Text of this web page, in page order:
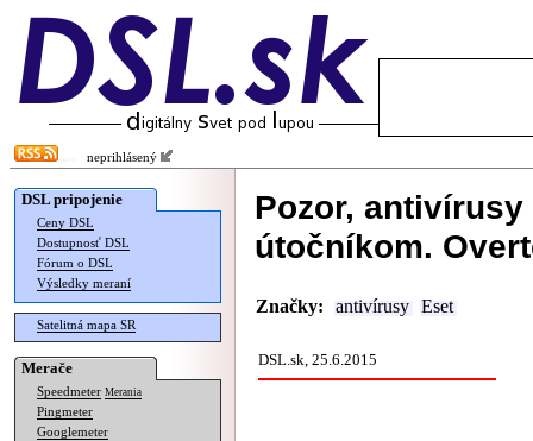
neprihlásený
DSL pripojenie
Ceny DSL
Dostupnosť DSL
Fórum o DSL
Výsledky meraní
Satelitná mapa SR
Merače
Speedmeter Merania
Pingmeter
Googlemeter
Pozor,
útočníkom.
Značky: antivírusy Eset
DSL.sk, 25.6.2015